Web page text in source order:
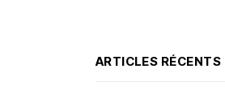
ARTICLES RÉCENTS